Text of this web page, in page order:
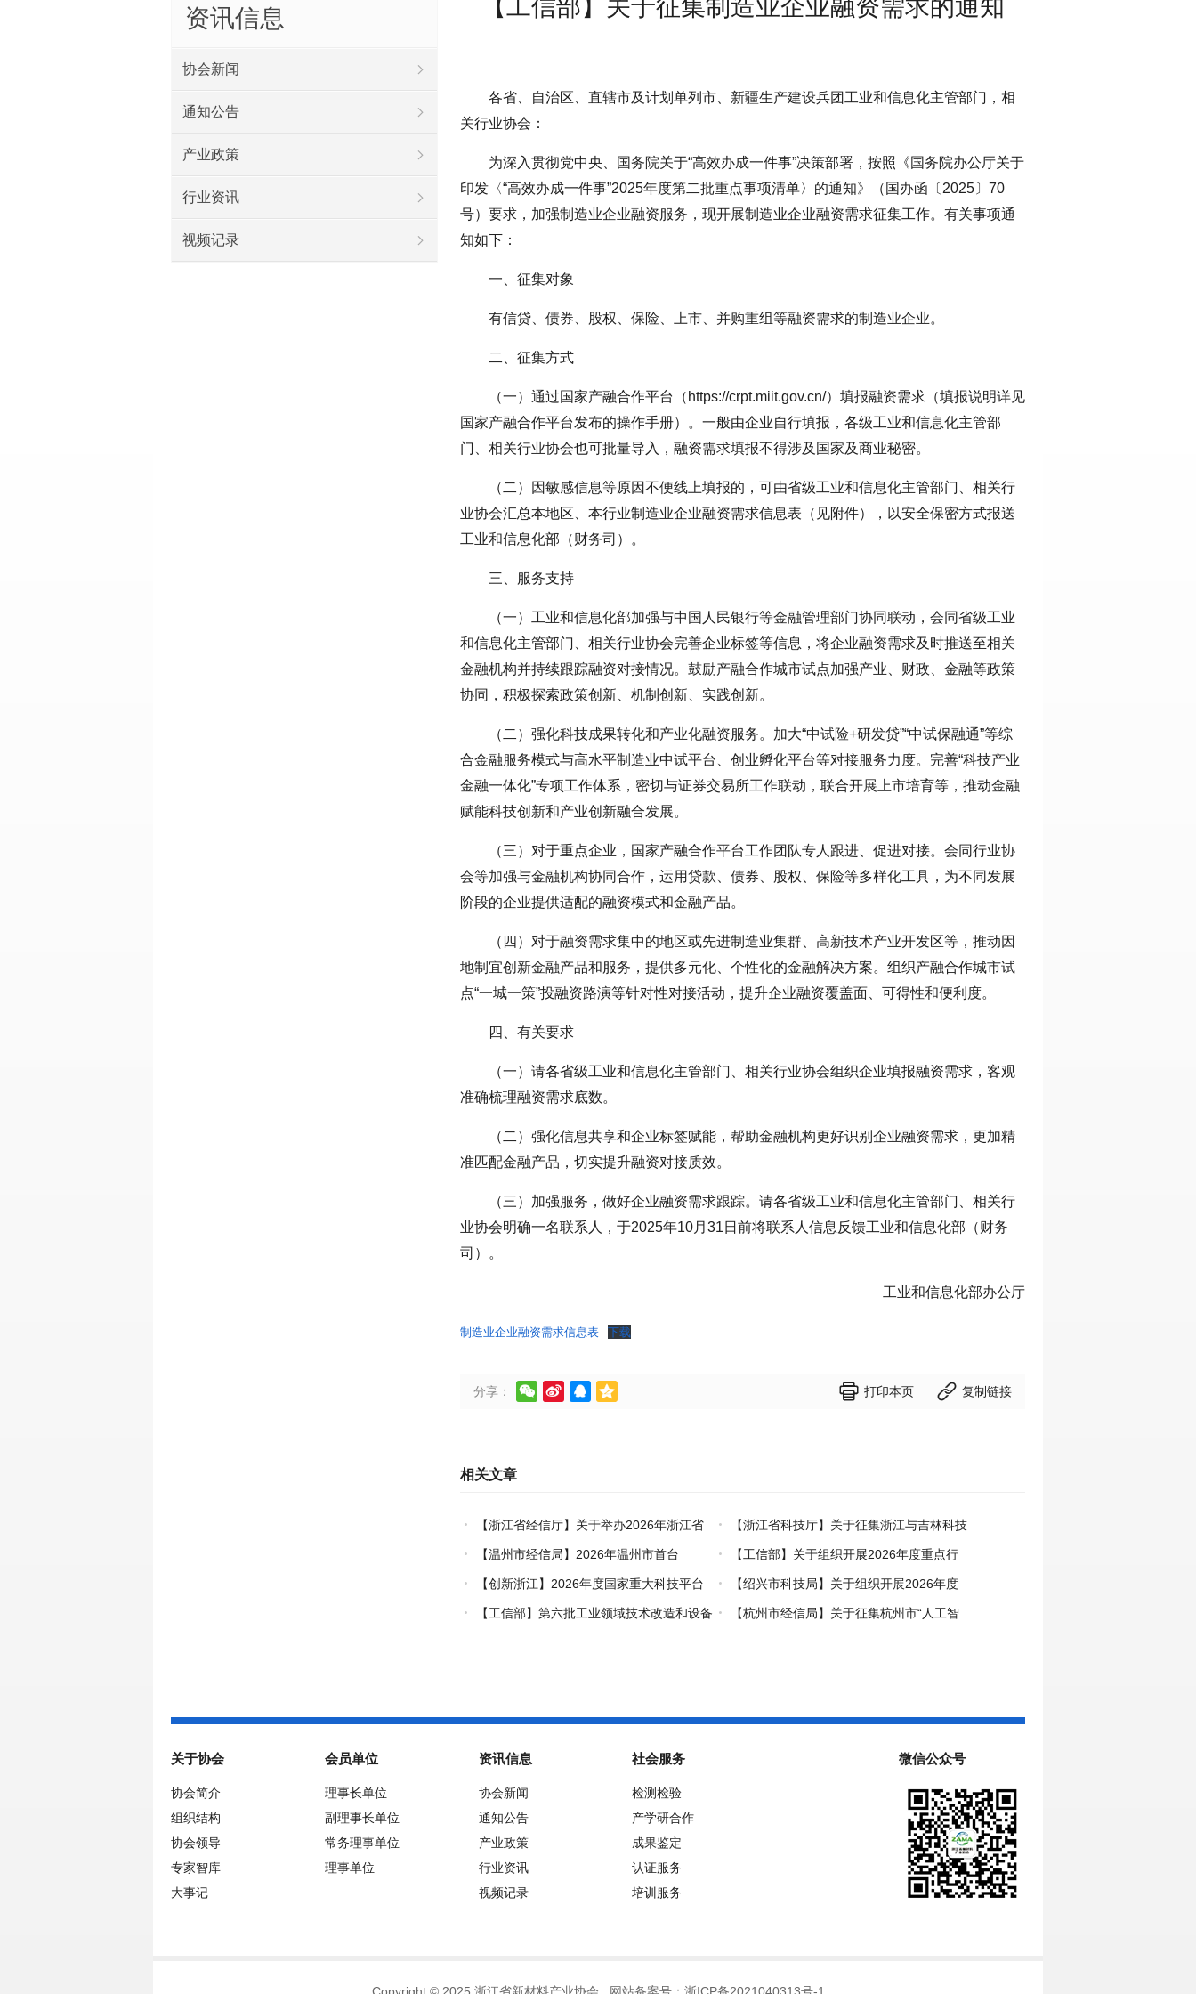
【工信部】关于征集制造业企业融资需求的通知
各省、自治区、直辖市及计划单列市、新疆生产建设兵团工业和信息化主管部门，相
关行业协会：
为深入贯彻党中央、国务院关于“高效办成一件事”决策部署，按照《国务院办公厅关于
印发〈“高效办成一件事”2025年度第二批重点事项清单〉的通知》（国办函〔2025〕70
号）要求，加强制造业企业融资服务，现开展制造业企业融资需求征集工作。有关事项通
知如下：
一、征集对象
有信贷、债券、股权、保险、上市、并购重组等融资需求的制造业企业。
二、征集方式
（一）通过国家产融合作平台（https://crpt.miit.gov.cn/）填报融资需求（填报说明详见
国家产融合作平台发布的操作手册）。一般由企业自行填报，各级工业和信息化主管部
门、相关行业协会也可批量导入，融资需求填报不得涉及国家及商业秘密。
（二）因敏感信息等原因不便线上填报的，可由省级工业和信息化主管部门、相关行
业协会汇总本地区、本行业制造业企业融资需求信息表（见附件），以安全保密方式报送
工业和信息化部（财务司）。
三、服务支持
（一）工业和信息化部加强与中国人民银行等金融管理部门协同联动，会同省级工业
和信息化主管部门、相关行业协会完善企业标签等信息，将企业融资需求及时推送至相关
金融机构并持续跟踪融资对接情况。鼓励产融合作城市试点加强产业、财政、金融等政策
协同，积极探索政策创新、机制创新、实践创新。
（二）强化科技成果转化和产业化融资服务。加大“中试险+研发贷”“中试保融通”等综
合金融服务模式与高水平制造业中试平台、创业孵化平台等对接服务力度。完善“科技产业
金融一体化”专项工作体系，密切与证券交易所工作联动，联合开展上市培育等，推动金融
赋能科技创新和产业创新融合发展。
（三）对于重点企业，国家产融合作平台工作团队专人跟进、促进对接。会同行业协
会等加强与金融机构协同合作，运用贷款、债券、股权、保险等多样化工具，为不同发展
阶段的企业提供适配的融资模式和金融产品。
（四）对于融资需求集中的地区或先进制造业集群、高新技术产业开发区等，推动因
地制宜创新金融产品和服务，提供多元化、个性化的金融解决方案。组织产融合作城市试
点“一城一策”投融资路演等针对性对接活动，提升企业融资覆盖面、可得性和便利度。
四、有关要求
（一）请各省级工业和信息化主管部门、相关行业协会组织企业填报融资需求，客观
准确梳理融资需求底数。
（二）强化信息共享和企业标签赋能，帮助金融机构更好识别企业融资需求，更加精
准匹配金融产品，切实提升融资对接质效。
（三）加强服务，做好企业融资需求跟踪。请各省级工业和信息化主管部门、相关行
业协会明确一名联系人，于2025年10月31日前将联系人信息反馈工业和信息化部（财务
司）。
工业和信息化部办公厅
制造业企业融资需求信息表 下载
分享：      打印本页  复制链接
相关文章
【浙江省经信厅】关于举办2026年浙江省
工业设计技术职业技能竞赛的通知
【浙江省科技厅】关于征集浙江与吉林科技
创新对口合作事项的通知
【温州市经信局】2026年温州市首台
（套）装备认定工作启动
【工信部】关于组织开展2026年度重点行
业能效、碳效领跑者企业推荐工作的通知
【创新浙江】2026年度国家重大科技平台
国际开放合作基础研究专项（试点）项目指南
【绍兴市科技局】关于组织开展2026年度
市级概念验证中心申报工作的通知
【工信部】第六批工业领域技术改造和设备
【杭州市经信局】关于征集杭州市“人工智
资讯信息
协会新闻
通知公告
产业政策
行业资讯
视频记录
关于协会
协会简介
组织结构
协会领导
专家智库
大事记
会员单位
理事长单位
副理事长单位
常务理事单位
理事单位
资讯信息
协会新闻
通知公告
产业政策
行业资讯
视频记录
社会服务
检测检验
产学研合作
成果鉴定
认证服务
培训服务
微信公众号
Copyright © 2025 浙江省新材料产业协会 网站备案号： 浙ICP备2021040313号-1